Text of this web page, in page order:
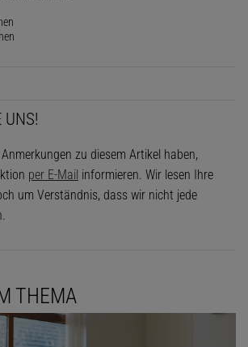
UNS!
zu diesem Artikel haben,
per E-Mail informieren. Wir lesen Ihre
um Verständnis, dass wir nicht jede
THEMA